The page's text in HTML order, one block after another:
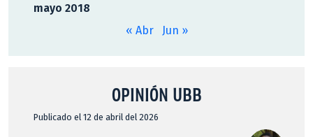
mayo 2018
« Abr Jun »
OPINIÓN UBB
Publicado el 12 de abril del 2026